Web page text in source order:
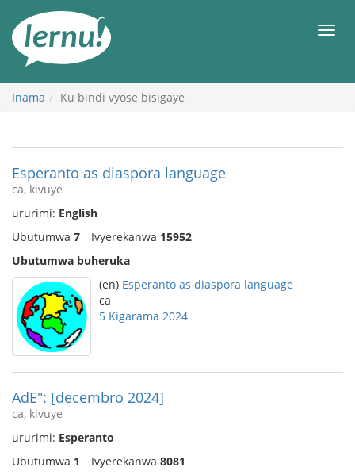
rupapuro
rw'ibirimwo
Inama Ku bindi vyose bisigaye
Esperanto as diaspora language
ca, kivuye
ururimi: English
Ubutumwa 7 Ivyerekanwa 15952
Ubutumwa buheruka
(en) Esperanto as diaspora language
ca
5 Kigarama 2024
AdE": [decembro 2024]
ca, kivuye
ururimi: Esperanto
Ubutumwa 1 Ivyerekanwa 8081